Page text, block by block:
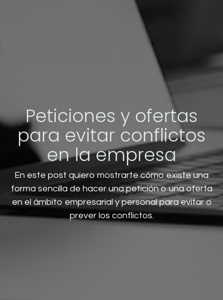
Peticiones y ofertas
para evitar conflictos
en la empresa
En este post quiero mostrarte cómo existe una
forma sencilla de hacer una petición o una oferta
en el ámbito empresarial y personal para evitar o
prever los conflictos.